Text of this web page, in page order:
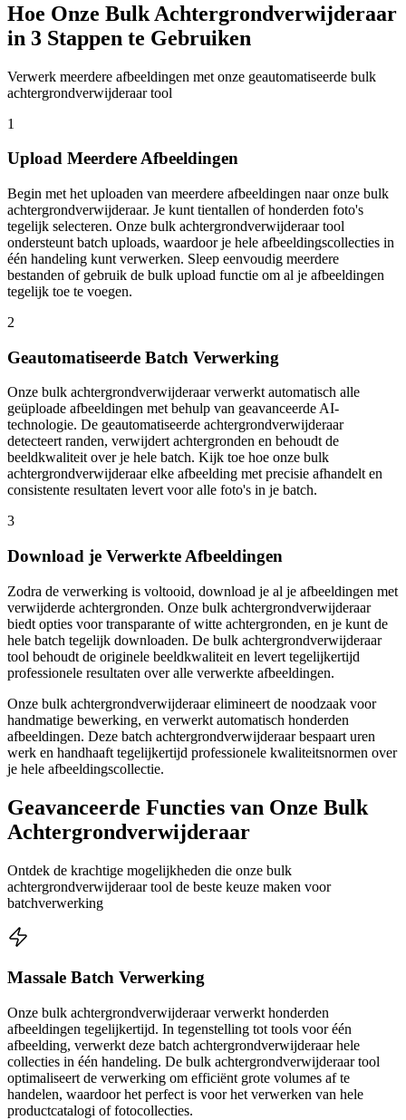
Hoe Onze Bulk Achtergrondverwijderaar
in 3 Stappen te Gebruiken
Verwerk meerdere afbeeldingen met onze geautomatiseerde bulk
achtergrondverwijderaar tool
1
Upload Meerdere Afbeeldingen
Begin met het uploaden van meerdere afbeeldingen naar onze bulk
achtergrondverwijderaar. Je kunt tientallen of honderden foto's
tegelijk selecteren. Onze bulk achtergrondverwijderaar tool
ondersteunt batch uploads, waardoor je hele afbeeldingscollecties in
één handeling kunt verwerken. Sleep eenvoudig meerdere
bestanden of gebruik de bulk upload functie om al je afbeeldingen
tegelijk toe te voegen.
2
Geautomatiseerde Batch Verwerking
Onze bulk achtergrondverwijderaar verwerkt automatisch alle
geüploade afbeeldingen met behulp van geavanceerde AI-
technologie. De geautomatiseerde achtergrondverwijderaar
detecteert randen, verwijdert achtergronden en behoudt de
beeldkwaliteit over je hele batch. Kijk toe hoe onze bulk
achtergrondverwijderaar elke afbeelding met precisie afhandelt en
consistente resultaten levert voor alle foto's in je batch.
3
Download je Verwerkte Afbeeldingen
Zodra de verwerking is voltooid, download je al je afbeeldingen met
verwijderde achtergronden. Onze bulk achtergrondverwijderaar
biedt opties voor transparante of witte achtergronden, en je kunt de
hele batch tegelijk downloaden. De bulk achtergrondverwijderaar
tool behoudt de originele beeldkwaliteit en levert tegelijkertijd
professionele resultaten over alle verwerkte afbeeldingen.
Onze bulk achtergrondverwijderaar elimineert de noodzaak voor
handmatige bewerking, en verwerkt automatisch honderden
afbeeldingen. Deze batch achtergrondverwijderaar bespaart uren
werk en handhaaft tegelijkertijd professionele kwaliteitsnormen over
je hele afbeeldingscollectie.
Geavanceerde Functies van Onze Bulk
Achtergrondverwijderaar
Ontdek de krachtige mogelijkheden die onze bulk
achtergrondverwijderaar tool de beste keuze maken voor
batchverwerking
Massale Batch Verwerking
Onze bulk achtergrondverwijderaar verwerkt honderden
afbeeldingen tegelijkertijd. In tegenstelling tot tools voor één
afbeelding, verwerkt deze batch achtergrondverwijderaar hele
collecties in één handeling. De bulk achtergrondverwijderaar tool
optimaliseert de verwerking om efficiënt grote volumes af te
handelen, waardoor het perfect is voor het verwerken van hele
productcatalogi of fotocollecties.